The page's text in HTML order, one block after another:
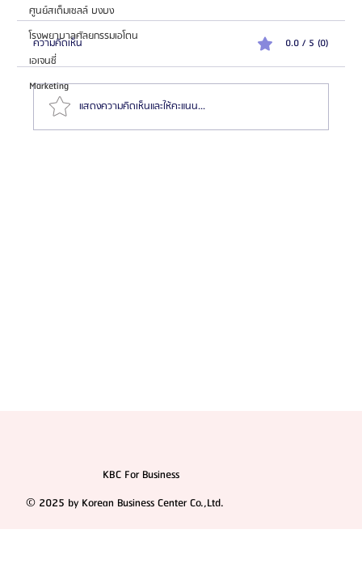
ศูนย์สเต็มเซลล์ บงบง
โรงพยาบาลศัลยกรรมเอโตน
เอเจนซี่
Marketing
ความคิดเห็น 0.0 / 5 (0)
แสดงความคิดเห็นและให้คะแนน...
KBC For Business
© 2025 by Korean Business Center Co.,Ltd.